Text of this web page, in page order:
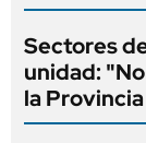
Sectores
unidad:
la